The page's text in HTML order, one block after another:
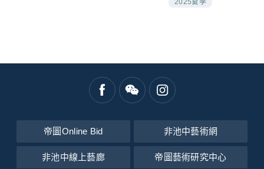
2025夏季
帝圖Online Bid 非池中藝術網
非池中線上藝廊 帝圖藝術研究中心